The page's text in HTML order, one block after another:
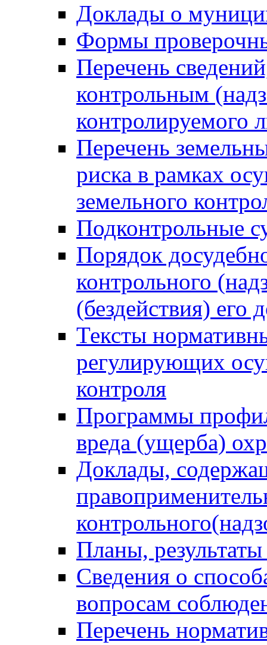
Доклады о
Формы
Перечень
контрольным
контролируемого
Перечень
риска в рамках
земельного
Подконтрольные
Порядок
контрольного
(бездействия)
Тексты
регулирующих
контроля
Программы
вреда (ущерба)
Доклады,
Планы,
Сведения о
вопросам
Перечень